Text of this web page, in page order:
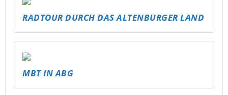
RADTOUR DURCH DAS ALTENBURGER LAND
MBT IN ABG